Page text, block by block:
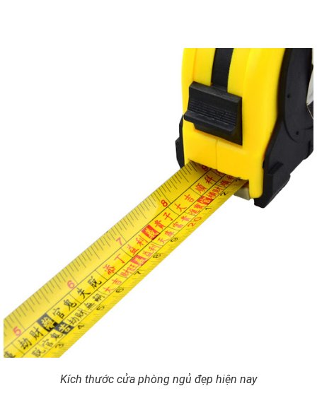
Kích thước cửa phòng ngủ đẹp hiện nay